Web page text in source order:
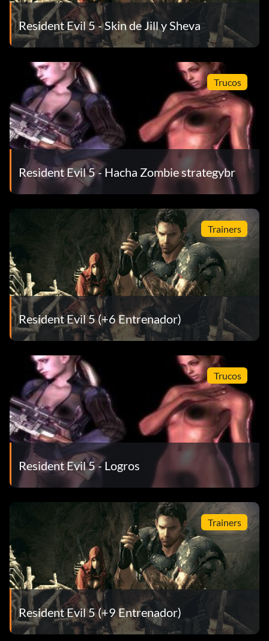
Resident Evil 5 - Skin de Jill y Sheva
Trucos
Resident Evil 5 - Hacha Zombie strategybr
Trainers
Resident Evil 5 (+6 Entrenador)
Trucos
Resident Evil 5 - Logros
Trainers
Resident Evil 5 (+9 Entrenador)